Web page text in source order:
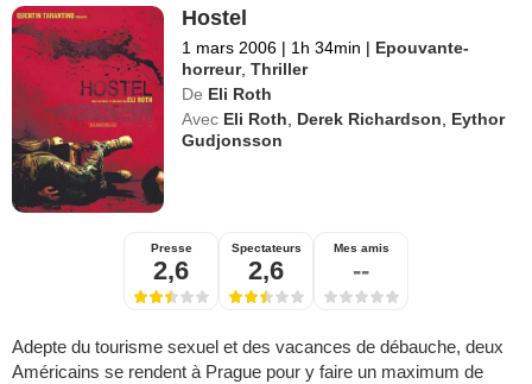
Hostel
1 mars 2006 | 1h 34min | Epouvante-
horreur,Thriller
De Eli Roth
Avec Eli Roth Derek Richardson
Eythor
Gudjonsson
Presse
2,6
Spectateurs
2,6
Mes amis
--
Adepte du tourisme sexuel et des vacances de débauche, deux
Américains se rendent à Prague pour y faire un maximum de